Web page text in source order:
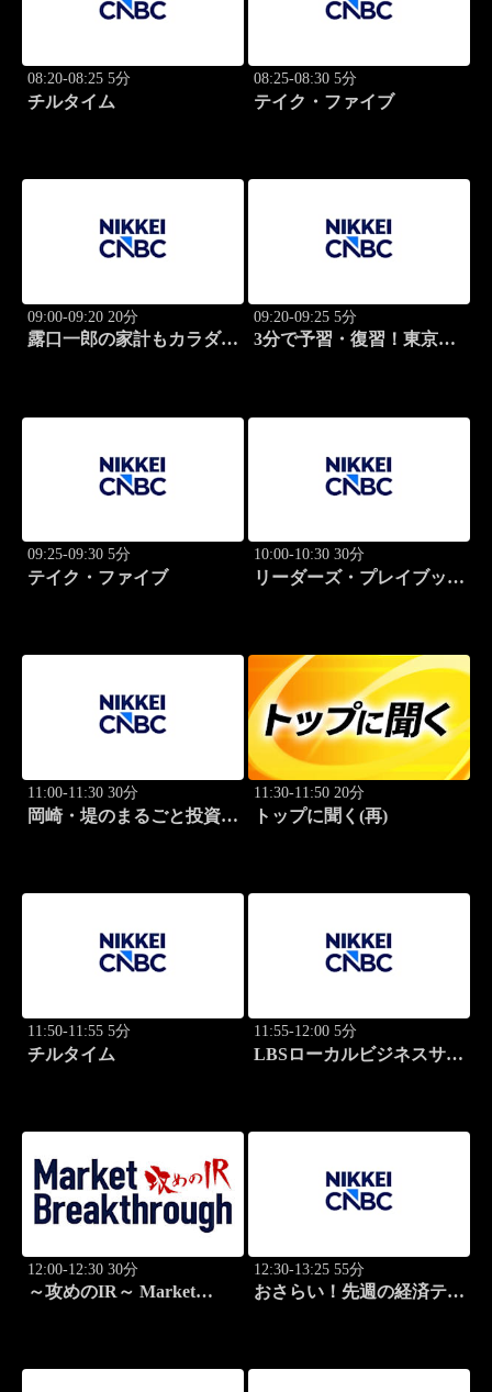
08:20-08:25 5分
チルタイム
08:25-08:30 5分
テイク・ファイブ
09:00-09:20 20分
露口一郎の家計もカラダも
09:20-09:25 5分
3分で予習・復習！東京市
09:25-09:30 5分
テイク・ファイブ
10:00-10:30 30分
リーダーズ・プレイブック
11:00-11:30 30分
岡崎・堤のまるごと投資道
11:30-11:50 20分
トップに聞く(再)
11:50-11:55 5分
チルタイム
11:55-12:00 5分
LBSローカルビジネスサテ
12:00-12:30 30分
～攻めのIR～ Market
12:30-13:25 55分
おさらい！先週の経済テー